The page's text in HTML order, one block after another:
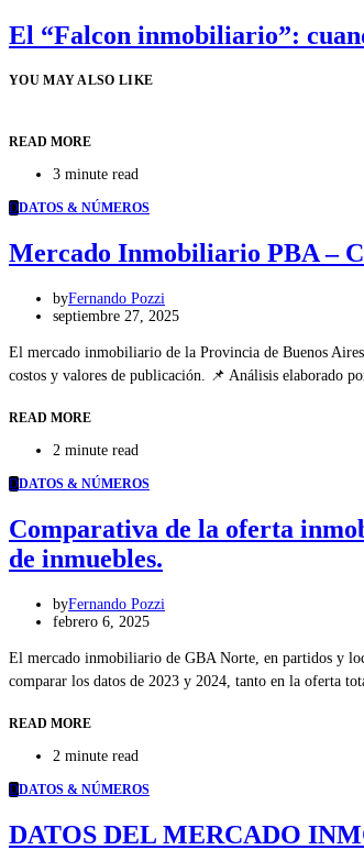
El “Falcon inmobiliario”:
YOU MAY ALSO LIKE
READ MORE
3 minute read
DDATOS & NÚMEROS
Mercado Inmobiliario PBA –
byFernando Pozzi
septiembre 27, 2025
El mercado inmobiliario de la Provincia de Buenos
costos y valores de publicación. 📌 Análisis elaborado
READ MORE
2 minute read
DDATOS & NÚMEROS
Comparativa de la oferta
de inmuebles.
byFernando Pozzi
febrero 6, 2025
El mercado inmobiliario de GBA Norte, en partidos y
comparar los datos de 2023 y 2024, tanto en la oferta
READ MORE
2 minute read
DDATOS & NÚMEROS
DATOS DEL MERCADO